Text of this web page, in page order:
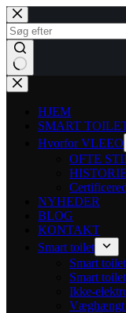
HJEM
SMART
Hvorfor VLEEO
OFTE
HISTORIE
NYHEDER
BLOG
KONTAKT
Smart toilet
Smart
Smart toilet
Ikke-
Væghængt